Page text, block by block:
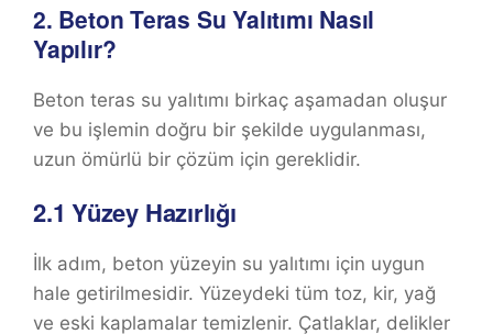
2. Beton Teras Su Yalıtımı Nasıl
Yapılır?
Beton teras su yalıtımı birkaç aşamadan oluşur
ve bu işlemin doğru bir şekilde uygulanması,
uzun ömürlü bir çözüm için gereklidir.
2.1Yüzey Hazırlığı
İlk adım, beton yüzeyin su yalıtımı için uygun
hale getirilmesidir. Yüzeydeki tüm toz, kir, yağ
ve eski kaplamalar temizlenir. Çatlaklar, delikler